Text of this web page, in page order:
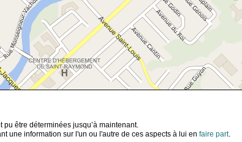
pu être déterminées jusqu’à maintenant.
une information sur l'un ou l'autre de ces aspects à lui en faire part.